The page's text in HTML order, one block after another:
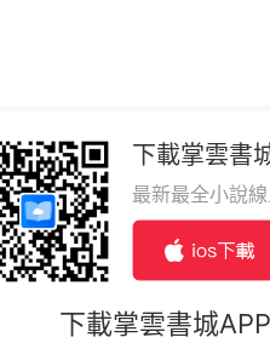
下載掌雲書
最新最全小說
下載掌雲書城